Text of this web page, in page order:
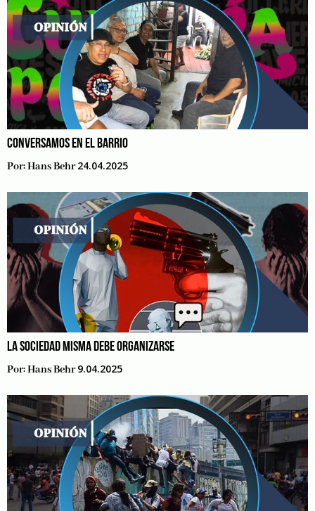
CONVERSAMOS EN EL BARRIO
Por:Hans Behr 24.04.2025
LA SOCIEDAD MISMA DEBE ORGANIZARSE
Por:Hans Behr 9.04.2025